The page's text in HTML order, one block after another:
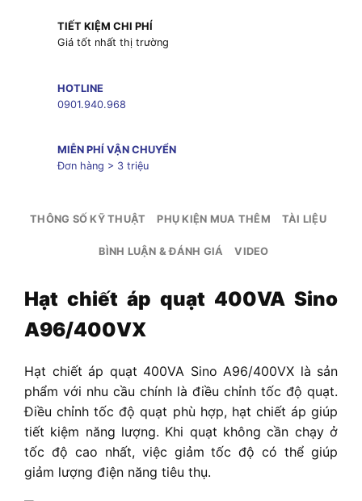
TIẾT KIỆM CHI PHÍ
Giá tốt nhất thị trường
HOTLINE
0901.940.968
MIỄN PHÍ VẬN CHUYỂN
Đơn hàng > 3 triệu
THÔNG SỐ KỸ THUẬT PHỤ KIỆN MUA THÊM TÀI LIỆU
BÌNH LUẬN & ĐÁNH GIÁ VIDEO
Hạt chiết áp quạt 400VA Sino
A96/400VX
Hạt chiết áp quạt 400VA Sino A96/400VX là sản
phẩm với nhu cầu chính là điều chỉnh tốc độ quạt.
Điều chỉnh tốc độ quạt phù hợp, hạt chiết áp giúp
tiết kiệm năng lượng. Khi quạt không cần chạy ở
tốc độ cao nhất, việc giảm tốc độ có thể giúp
giảm lượng điện năng tiêu thụ.